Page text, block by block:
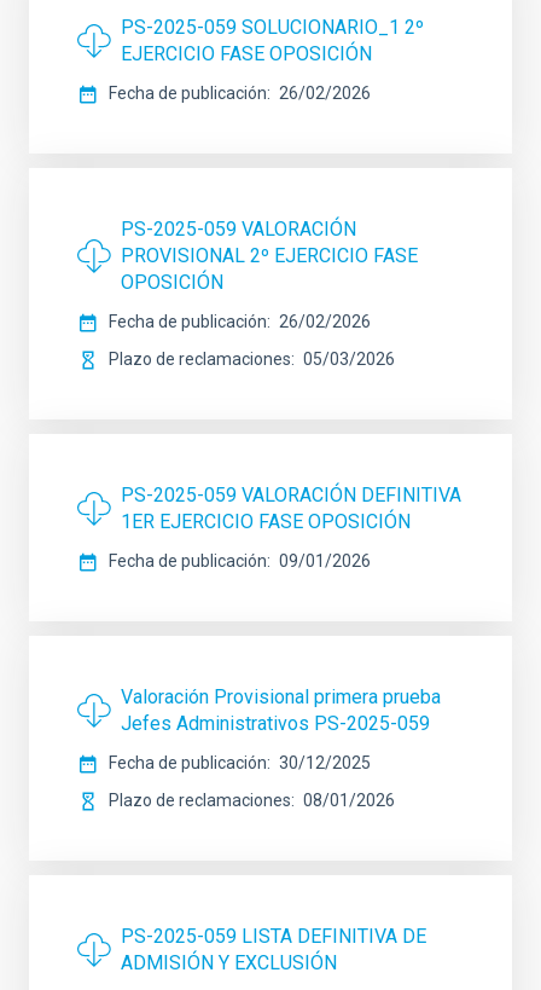
PS-2025-059 SOLUCIONARIO_1 2º
EJERCICIO FASE OPOSICIÓN
Fecha de publicación 26/02/2026
PS-2025-059 VALORACIÓN
PROVISIONAL 2º EJERCICIO FASE
OPOSICIÓN
Fecha de publicación
26/02/2026
Plazo de reclamaciones
05/03/2026
PS-2025-059 VALORACIÓN DEFINITIVA
1ER EJERCICIO FASE OPOSICIÓN
Fecha de publicación 09/01/2026
Valoración Provisional primera prueba
Jefes Administrativos PS-2025-059
Fecha de publicación
30/12/2025
Plazo de reclamaciones
08/01/2026
PS-2025-059 LISTA DEFINITIVA DE
ADMISIÓN Y EXCLUSIÓN